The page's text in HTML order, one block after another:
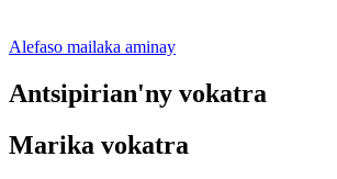
Alefaso mailaka aminay
Antsipirian'ny vokatra
Marika vokatra